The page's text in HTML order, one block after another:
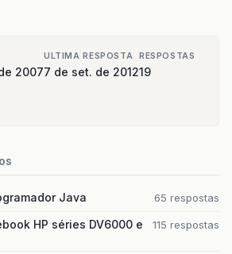
2007
ULTIMA RESPOSTA
7 de set. de 2012
RESPOSTAS
19
Java 65 respostas
HP séries DV6000 e
115 respostas